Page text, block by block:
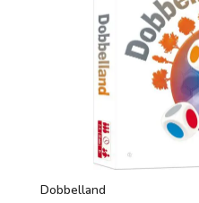
Dobbelland